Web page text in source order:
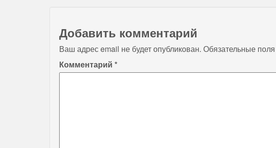
Добавить комментарий
Ваш адрес email не будет опубликован. Обязательные
Комментарий *